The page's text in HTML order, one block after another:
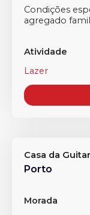
Condições
agregado
Atividade
Lazer
Casa da
Porto
Morada